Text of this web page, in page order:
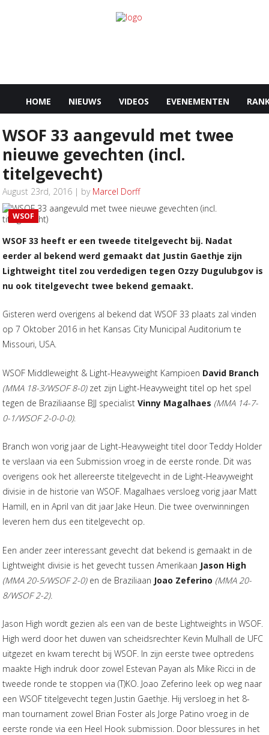
HOME NIEUWS VIDEOS EVENEMENTEN
WSOF 33 aangevuld met twee
nieuwe gevechten (incl.
titelgevecht)
August 23rd, 2016 | by Marcel Dorff
WSOF
WSOF 33 heeft er een tweede titelgevecht bij. Nadat
eerder al bekend werd gemaakt dat Justin Gaethje zijn
Lightweight titel zou verdedigen tegen Ozzy Dugulubgov is
nu ook titelgevecht twee bekend gemaakt.
Gisteren werd overigens al bekend dat WSOF 33 plaats zal vinden
op 7 Oktober 2016 in het Kansas City Municipal Auditorium te
Missouri, USA.
WSOF Middleweight & Light-Heavyweight Kampioen David Branch
(MMA 18-3/WSOF 8-0)zet zijn Light-Heavyweight titel op het spel
tegen de Braziliaanse BJJ specialistVinny Magalhaes (MMA 14-7-
0-1/WSOF 2-0-0-0).
Branch won vorig jaar de Light-Heavyweight titel door Teddy Holder
te verslaan via een Submission vroeg in de eerste ronde. Dit was
overigens ook het allereerste titelgevecht in de Light-Heavyweight
divisie in de historie van WSOF. Magalhaes versloeg vorig jaar Matt
Hamill, en in April van dit jaar Jake Heun. Die twee overwinningen
leveren hem dus een titelgevecht op.
Een ander zeer interessant gevecht dat bekend is gemaakt in de
Lightweight divisie is het gevecht tussen Amerikaan Jason High
(MMA 20-5/WSOF 2-0)en de Braziliaan Joao Zeferino (MMA 20-
8/WSOF 2-2).
Jason High wordt gezien als een van de beste Lightweights in WSOF.
High werd door het duwen van scheidsrechter Kevin Mulhall de UFC
uitgezet en kwam terecht bij WSOF. In zijn eerste twee optredens
maakte High indruk door zowel Estevan Payan als Mike Ricci in de
tweede ronde te stoppen via (T)KO. Joao Zeferino leek op weg naar
een WSOF titelgevecht tegen Justin Gaethje. Hij versloeg in het 8-
man tournament zowel Brian Foster als Jorge Patino vroeg in de
eerste ronde via een Heel Hook submission. Door blessures in het